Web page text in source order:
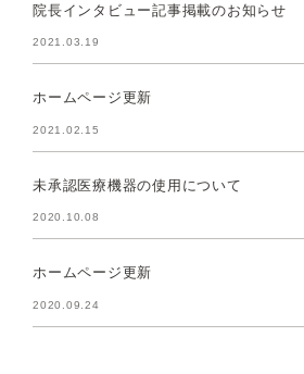
院長インタビュー記事掲載のお知らせ
2021.03.19
ホームページ更新
2021.02.15
未承認医療機器の使用について
2020.10.08
ホームページ更新
2020.09.24